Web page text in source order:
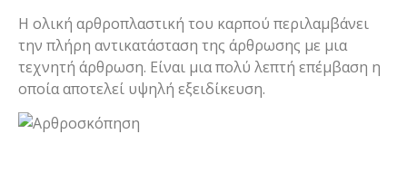
Η ολική αρθροπλαστική του καρπού περιλαμβάνει
την πλήρη αντικατάσταση της άρθρωσης με μια
τεχνητή άρθρωση. Είναι μια πολύ λεπτή επέμβαση η
οποία αποτελεί υψηλή εξειδίκευση.